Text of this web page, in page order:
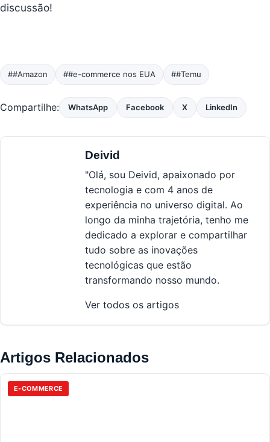
discussão!
##Amazon ##e-commerce nos EUA ##Temu
Compartilhe: WhatsApp Facebook X LinkedIn
Deivid
"Olá, sou Deivid, apaixonado por
tecnologia e com 4 anos de
experiência no universo digital. Ao
longo da minha trajetória, tenho me
dedicado a explorar e compartilhar
tudo sobre as inovações
tecnológicas que estão
transformando nosso mundo.
Ver todos os artigos
Artigos Relacionados
E-COMMERCE